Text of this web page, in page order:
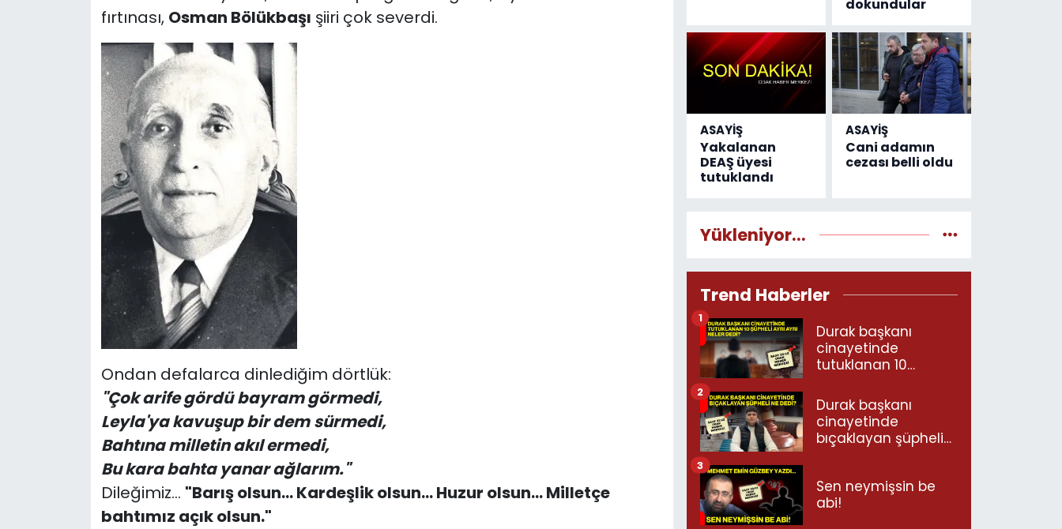
fırtınası, Osman Bölükbaşı şiiri çok severdi.
Ondan defalarca dinlediğim dörtlük:
"Çok arife gördü bayram görmedi,
Leyla'ya kavuşup bir dem sürmedi,
Bahtına milletin akıl ermedi,
Bu kara bahta yanar ağlarım."
Dileğimiz... "Barış olsun...Kardeşlik olsun... Huzur olsun... Milletçe
bahtımız açık olsun."
dokundular
ASAYİŞ
Yakalanan
DEAŞ üyesi
tutuklandı
ASAYİŞ
Cani adamın
cezası belli oldu
Yükleniyor...
Trend Haberler
Durak başkanı
cinayetinde
tutuklanan 10
neler dedi?
1
Durak başkanı
cinayetinde
bıçaklayan şüpheli
2
Sen neymişsin be
abi!
3